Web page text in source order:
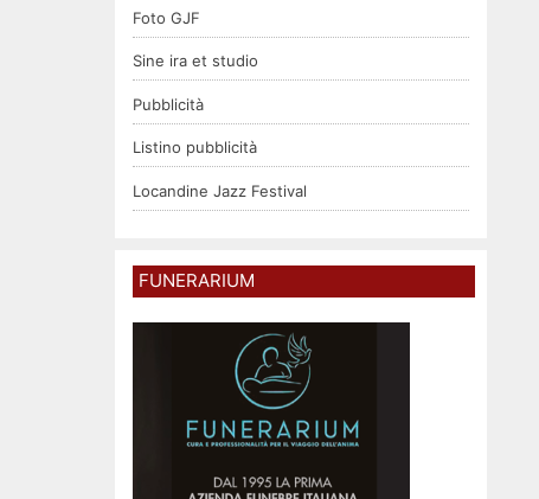
Foto GJF
Sine ira et studio
Pubblicità
Listino pubblicità
Locandine Jazz Festival
FUNERARIUM